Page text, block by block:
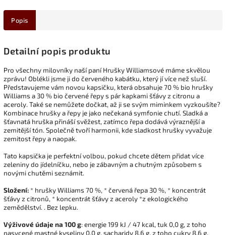
Popis
Detailní popis produktu
Pro všechny milovníky naší paní Hrušky Williamsové máme skvělou
zprávu! Oblékli jsme ji do červeného kabátku, který jí více než sluší.
Představujeme vám novou kapsičku, která obsahuje 70 % bio hrušky
Williams a 30 % bio červené řepy s pár kapkami šťávy z citronu a
aceroly. Také se nemůžete dočkat, až ji se svým miminkem vyzkoušíte?
Kombinace hrušky a řepy je jako nečekaná symfonie chutí. Sladká a
šťavnatá hruška přináší svěžest, zatímco řepa dodává výraznější a
zemitější tón. Společně tvoří harmonii, kde sladkost hrušky vyvažuje
zemitost řepy a naopak.
Tato kapsička je perfektní volbou, pokud chcete dětem přidat více
zeleniny do jídelníčku, nebo je zábavným a chutným způsobem s
novými chutěmi seznámit.
Složení:* hrušky Williams 70 %, * červená řepa 30 %, * koncentrát
šťávy z citronů, * koncentrát šťávy z aceroly *z ekologického
zemědělství. . Bez lepku.
Výživové údaje na 100 g: energie 199 kJ / 47 kcal, tuk 0,0 g, z toho
nasycené mastné kyseliny 0,0 g, sacharidy 8,6 g, z toho cukry 8,6 g,